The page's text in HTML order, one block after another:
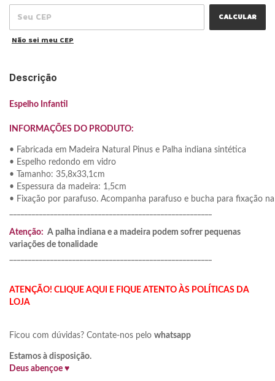
CALCULAR
Não sei meu CEP
Descrição
Espelho Infantil
INFORMAÇÕES DO PRODUTO:
• Fabricada em Madeira Natural Pinus e Palha indiana sintética
• Espelho redondo em vidro
• Tamanho: 35,8x33,1cm
• Espessura da madeira: 1,5cm
• Fixação por parafuso. Acompanha parafuso e bucha para fixação
Atenção: A palha indiana e a madeira podem sofrer pequenas
variações de tonalidade
ATENÇÃO! CLIQUE AQUI E FIQUE ATENTO ÀS POLÍTICAS DA
LOJA
Ficou com dúvidas? Contate-nos pelo whatsapp
Estamos à disposição.
Deus abençoe ♥